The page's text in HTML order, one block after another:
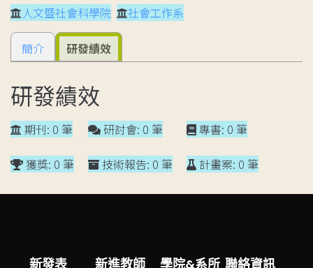
人文暨社會科學院 社會工作系
簡介 研發績效
研發績效
期刊: 0 筆
獲獎: 0 筆
研討會: 0 筆
技術報告: 0 筆
專書: 0 筆
計畫案: 0 筆
聯絡資訊
學院&系所
新進教師
新發表